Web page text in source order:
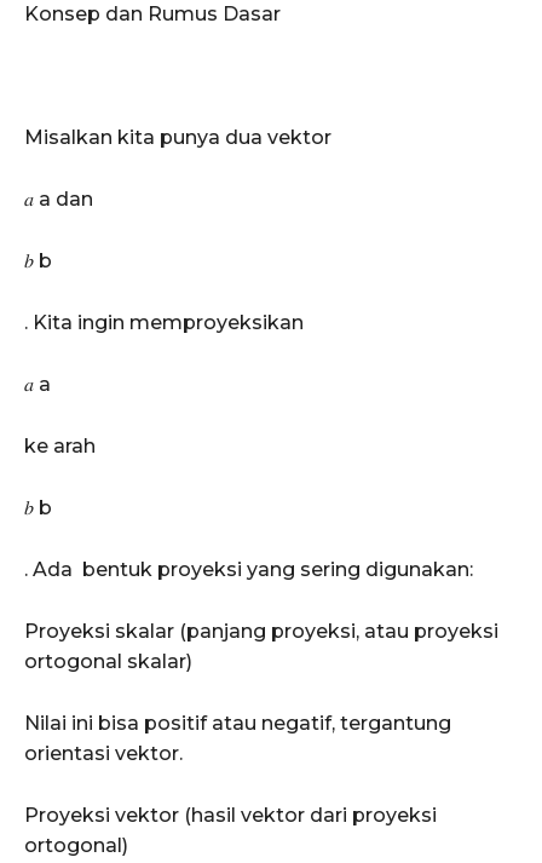
Konsep dan Rumus Dasar
Misalkan kita punya dua vektor
𝑎 a dan
𝑏 b
. Kita ingin memproyeksikan
𝑎 a
ke arah
𝑏 b
. Ada bentuk proyeksi yang sering digunakan:
Proyeksi skalar (panjang proyeksi, atau proyeksi
ortogonal skalar)
Nilai ini bisa positif atau negatif, tergantung
orientasi vektor.
Proyeksi vektor (hasil vektor dari proyeksi
ortogonal)